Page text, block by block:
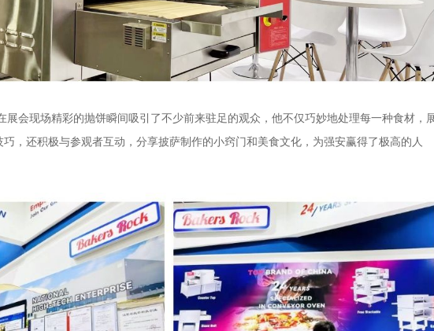
展会现场精彩的抛饼瞬间吸引了不少前来驻足的观众，他不仅巧妙地处理每一种食材，
，还积极与参观者互动，分享披萨制作的小窍门和美食文化，为强安赢得了极高的人